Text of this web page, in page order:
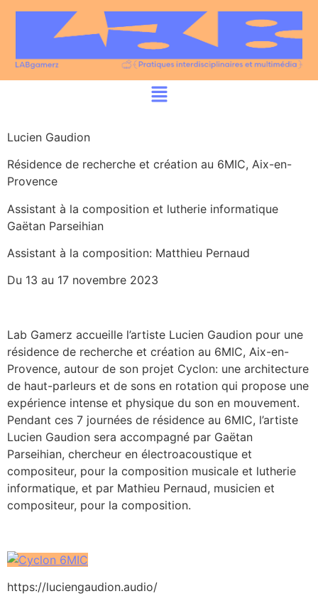
Lucien Gaudion
Résidence de recherche et création au 6MIC, Aix-en-
Provence
Assistant à la composition et lutherie informatique
Gaëtan Parseihian
Assistant à la composition: Matthieu Pernaud
Du 13 au 17 novembre 2023
Lab Gamerz accueille l’artiste Lucien Gaudion pour une
résidence de recherche et création au 6MIC, Aix-en-
Provence, autour de son projet Cyclon: une architecture
de haut-parleurs et de sons en rotation qui propose une
expérience intense et physique du son en mouvement.
Pendant ces 7 journées de résidence au 6MIC, l’artiste
Lucien Gaudion sera accompagné par Gaëtan
Parseihian, chercheur en électroacoustique et
compositeur, pour la composition musicale et lutherie
informatique, et par Mathieu Pernaud, musicien et
compositeur, pour la composition.
https://luciengaudion.audio/